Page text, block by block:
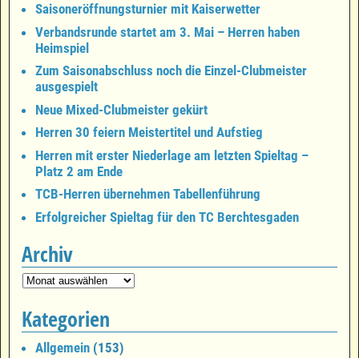
Saisoneröffnungsturnier mit Kaiserwetter
Verbandsrunde startet am 3. Mai – Herren haben
Heimspiel
Zum Saisonabschluss noch die Einzel-Clubmeister
ausgespielt
Neue Mixed-Clubmeister gekürt
Herren 30 feiern Meistertitel und Aufstieg
Herren mit erster Niederlage am letzten Spieltag –
Platz 2 am Ende
TCB-Herren übernehmen Tabellenführung
Erfolgreicher Spieltag für den TC Berchtesgaden
Archiv
Kategorien
Allgemein (153)